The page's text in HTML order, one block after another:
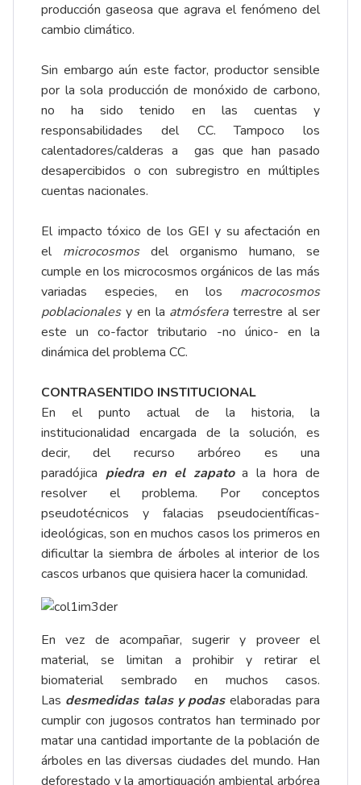
producción gaseosa que agrava el fenómeno del
cambio climático.
Sin embargo aún este factor, productor sensible
por la sola producción de monóxido de carbono,
no ha sido tenido en las cuentas y
responsabilidades del CC. Tampoco los
calentadores/calderas a gas que han pasado
desapercibidos o con subregistro en múltiples
cuentas nacionales.
El impacto tóxico de los GEI y su afectación en
el microcosmos del organismo humano, se
cumple en los microcosmos orgánicos de las más
variadas especies, en los macrocosmos
poblacionalesy en la atmósferaterrestre al ser
este un co-factor tributario -no único- en la
dinámica del problema CC.
CONTRASENTIDO INSTITUCIONAL
En el punto actual de la historia, la
institucionalidad encargada de la solución, es
decir, del recurso arbóreo es una
paradójica piedra en el zapatoa la hora de
resolver el problema. Por conceptos
pseudotécnicos y falacias pseudocientíficas-
ideológicas, son en muchos casos los primeros en
dificultar la siembra de árboles al interior de los
cascos urbanos que quisiera hacer la comunidad.
En vez de acompañar, sugerir y proveer el
material, se limitan a prohibir y retirar el
biomaterial sembrado en muchos casos.
Las desmedidas talas y podaselaboradas para
cumplir con jugosos contratos han terminado por
matar una cantidad importante de la población de
árboles en las diversas ciudades del mundo. Han
deforestado y la amortiguación ambiental arbórea